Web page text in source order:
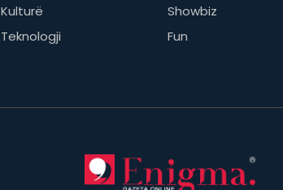
Kulturë
Showbiz
Teknologji
Fun